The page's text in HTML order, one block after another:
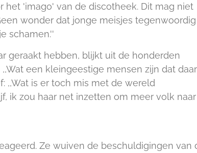
'imago' van de discotheek. Dit mag niet
wonder dat jonge meisjes tegenwoordig
schamen.''
geraakt hebben, blijkt uit de honderden
een kleingeestige mensen zijn dat
,,Wat is er toch mis met de wereld
ik zou haar net inzetten om meer volk naar
Ze wuiven de beschuldigingen van